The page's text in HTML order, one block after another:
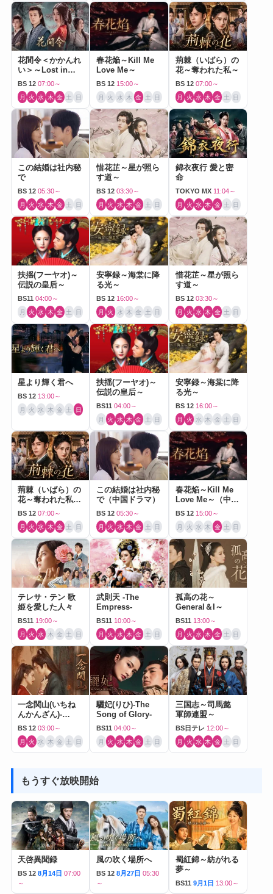
花間令＜かかんれ
い＞～Lost in
Love～
BS 12 07:00～
月 火 水 木 金 土 日
春花焔～Kill Me
Love Me～
BS 12 15:00～
月 火 水 木 金 土 日
荊棘（いばら）の
花～奪われた私～
BS 12 07:00～
月 火 水 木 金 土 日
この結婚は社内秘
で
BS 12 05:30～
月 火 水 木 金 土 日
惜花芷～星が照ら
す道～
BS 12 03:30～
月 火 水 木 金 土 日
錦衣夜行 愛と密
命
TOKYO MX 11:04～
月 火 水 木 金 土 日
扶揺(フーヤオ)～
伝説の皇后～
BS11 04:00～
月 火 水 木 金 土 日
安寧録～海棠に降
る光～
BS 12 16:00～
月 火 水 木 金 土 日
惜花芷～星が照ら
す道～
BS 12 03:30～
月 火 水 木 金 土 日
星より輝く君へ
BS 12 13:00～
月 火 水 木 金 土 日
扶揺(フーヤオ)～
伝説の皇后～
BS11 04:00～
月 火 水 木 金 土 日
安寧録～海棠に降
る光～
BS 12 16:00～
月 火 水 木 金 土 日
荊棘（いばら）の
花～奪われた私～
（中国ドラマ）
BS 12 07:00～
月 火 水 木 金 土 日
この結婚は社内秘
で（中国ドラマ）
BS 12 05:30～
月 火 水 木 金 土 日
春花焔～Kill Me
Love Me～（中国
ドラマ）
BS 12 15:00～
月 火 水 木 金 土 日
テレサ・テン 歌
姫を愛した人々
BS11 19:00～
月 火 水 木 金 土 日
武則天 -The
Empress-
BS11 10:00～
月 火 水 木 金 土 日
孤高の花～
General＆I～
BS11 13:00～
月 火 水 木 金 土 日
一念関山(いちね
んかんざん)-
Journey to Love-
BS 12 03:00～
月 火 水 木 金 土 日
驪妃(りひ)-The
Song of Glory-
BS11 04:00～
月 火 水 木 金 土 日
三国志～司馬懿
軍師連盟～
BS日テレ 12:00～
月 火 水 木 金 土 日
もうすぐ放映開始
天啓異聞録
BS 12 8月14日 07:00
～
風の吹く場所へ
BS 12 8月27日 05:30
～
蜀紅錦～紡がれる
夢～
BS11 9月1日 13:00～